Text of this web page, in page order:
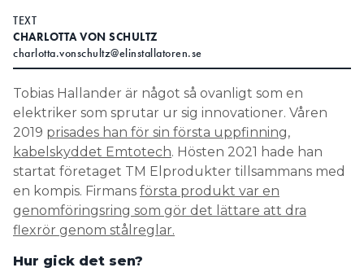
Kontakt
Personuppgifter
SEARCH
TEXT
CHARLOTTA VON SCHULTZ
charlotta.vonschultz@elinstallatoren.se
Tobias Hallander är något så ovanligt som en
elektriker som sprutar ur sig innovationer. Våren
2019 prisades han för sin första uppfinning,
kabelskyddet Emtotech. Hösten 2021 hade han
startat företaget TM Elprodukter tillsammans med
en kompis. Firmans första produkt var en
genomföringsring som gör det lättare att dra
flexrör genom stålreglar.
Hur gick det sen?